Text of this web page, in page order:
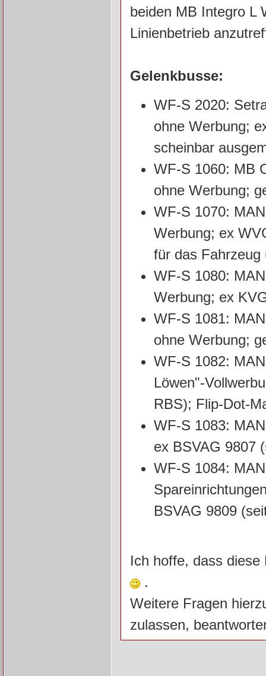
beiden MB Integro L
Linienbetrieb
Gelenkbusse:
WF-S 2020:
ohne Werbung;
scheinbar
WF-S 1060: MB
ohne Werbung;
WF-S 1070:
Werbung; ex
für das Fahrzeug
WF-S 1080:
Werbung; ex
WF-S 1081:
ohne Werbung;
WF-S 1082:
Löwen"-
RBS); Flip-Dot-
WF-S 1083:
ex BSVAG 9807
WF-S 1084:
BSVAG 9809
Ich hoffe, dass
.
Weitere Fragen
zulassen,